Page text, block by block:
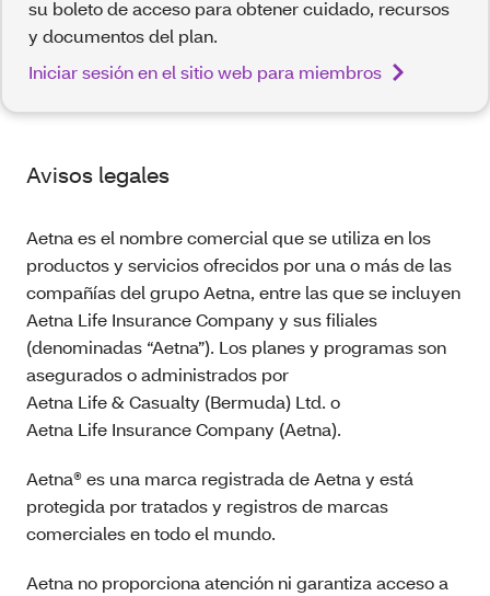
su boleto de acceso para obtener cuidado, recursos
y documentos del plan.
Iniciar sesión en el sitio web para miembros
Avisos legales
Aetna es el nombre comercial que se utiliza en los
productos y servicios ofrecidos por una o más de las
compañías del grupo Aetna, entre las que se incluyen
Aetna Life Insurance Company y sus filiales
(denominadas “Aetna”). Los planes y programas son
asegurados o administrados por
Aetna Life & Casualty (Bermuda) Ltd. o
Aetna Life Insurance Company (Aetna).
Aetna® es una marca registrada de Aetna y está
protegida por tratados y registros de marcas
comerciales en todo el mundo.
Aetna no proporciona atención ni garantiza acceso a